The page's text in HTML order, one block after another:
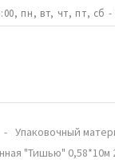
пн, вт, чт, пт, сб -
Упаковочный
"Тишью" 0,58*10м